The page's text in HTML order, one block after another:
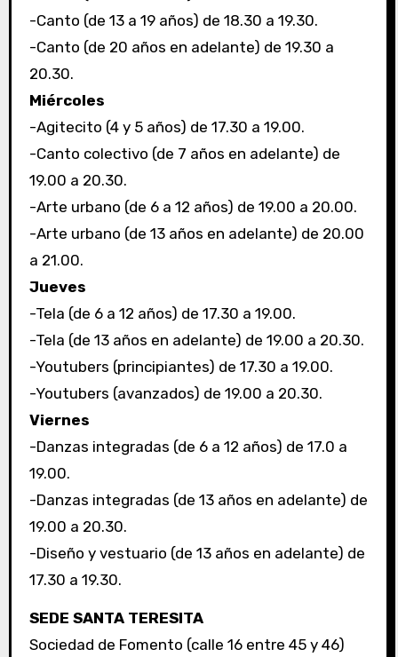
-Canto (de 13 a 19 años) de 18.30 a 19.30.
-Canto (de 20 años en adelante) de 19.30 a
20.30.
Miércoles
-Agitecito (4 y 5 años) de 17.30 a 19.00.
-Canto colectivo (de 7 años en adelante) de
19.00 a 20.30.
-Arte urbano (de 6 a 12 años) de 19.00 a 20.00.
-Arte urbano (de 13 años en adelante) de 20.00
a 21.00.
Jueves
-Tela (de 6 a 12 años) de 17.30 a 19.00.
-Tela (de 13 años en adelante) de 19.00 a 20.30.
-Youtubers (principiantes) de 17.30 a 19.00.
-Youtubers (avanzados) de 19.00 a 20.30.
Viernes
-Danzas integradas (de 6 a 12 años) de 17.0 a
19.00.
-Danzas integradas (de 13 años en adelante) de
19.00 a 20.30.
-Diseño y vestuario (de 13 años en adelante) de
17.30 a 19.30.
SEDE SANTA TERESITA
Sociedad de Fomento (calle 16 entre 45 y 46)